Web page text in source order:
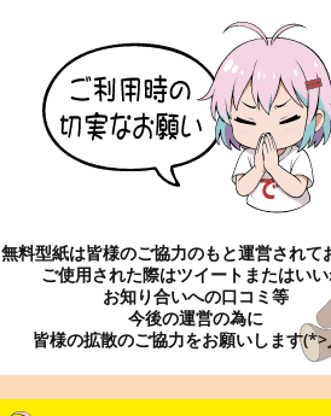
無料型紙は皆様のご協力のもと運営されて
ご使用された際はツイートまたはい
お知り合いへの口コミ等
今後の運営の為に
皆様の拡散のご協力をお願いします(*>